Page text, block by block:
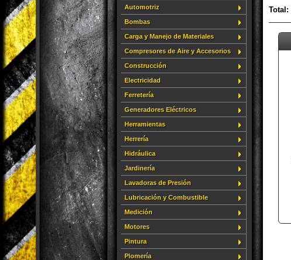
Automotriz
Bombas
Carga y Manejo de Materiales
Compresores de Aire y Accesorios
Construcción
Electricidad
Ferretería
Generadores Eléctricos
Herramientas
Herrería
Hidráulica
Jardinería
Lavadoras de Presión
Lubricación y Combustible
Medición
Motores
Pintura
Plomería
Total: